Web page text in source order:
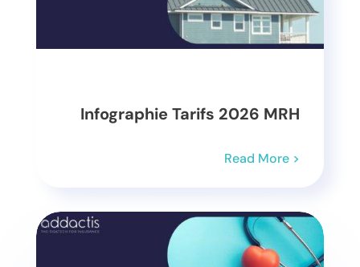
Infographie Tarifs 2026 MRH
Read More >